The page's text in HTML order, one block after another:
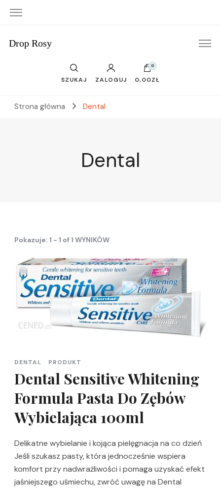
Drop Rosy
SZUKAJ ZALOGUJ
0
0,00ZŁ
Strona główna Dental
Dental
Pokazuje: 1 - 1 of 1 WYNIKÓW
DENTAL PRODUKT
Dental Sensitive Whitening
Formula Pasta Do Zębów
Wybielająca 100ml
Delikatne wybielanie i kojąca pielęgnacja na co dzień
Jeśli szukasz pasty, która jednocześnie wspiera
komfort przy nadwrażliwości i pomaga uzyskać efekt
jaśniejszego uśmiechu, zwróć uwagę na Dental